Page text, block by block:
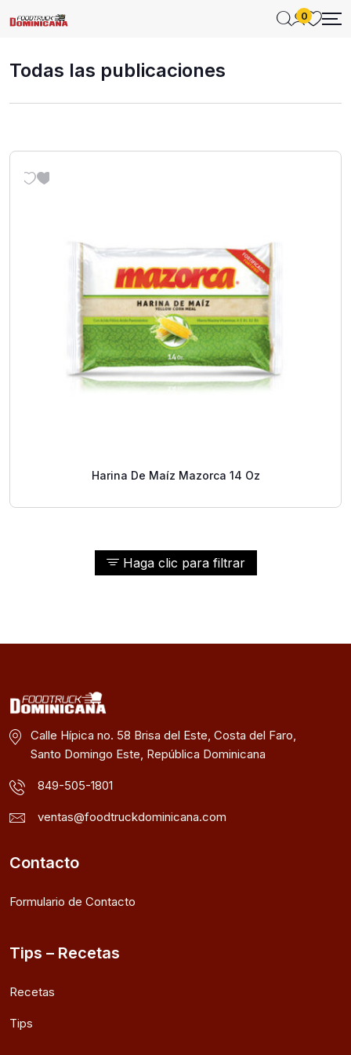
0
Todas las publicaciones
Haga clic para filtrar
Harina De Maíz Mazorca 14 Oz
Calle Hípica no. 58 Brisa del Este, Costa del Faro,
Santo Domingo Este, República Dominicana
849-505-1801
ventas@foodtruckdominicana.com
Contacto
Formulario de Contacto
Tips – Recetas
Recetas
Tips